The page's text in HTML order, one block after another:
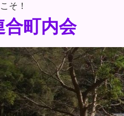
そ！
合町内会